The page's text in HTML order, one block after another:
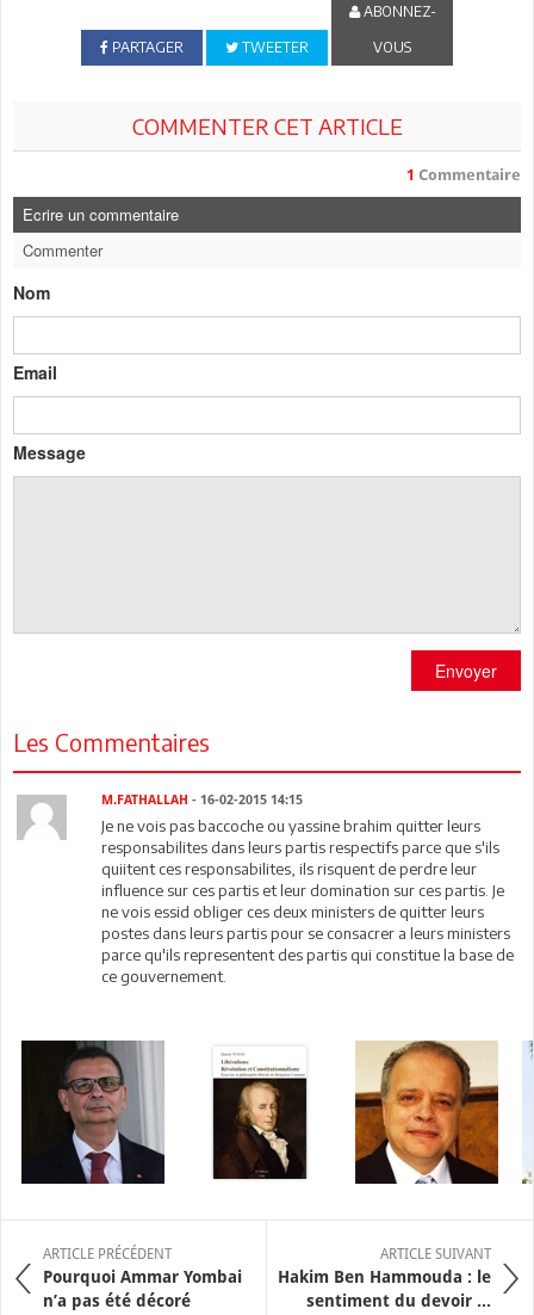
PARTAGER TWEETER
ABONNEZ-
VOUS
COMMENTER CET ARTICLE
1 Commentaire
Ecrire un commentaire
Commenter
Nom
Email
Message
Envoyer
Les Commentaires
M.FATHALLAH - 16-02-2015 14:15
Je ne vois pas baccoche ou yassine brahim quitter leurs
responsabilites dans leurs partis respectifs parce que s'ils
quiitent ces responsabilites, ils risquent de perdre leur
influence sur ces partis et leur domination sur ces partis. Je
ne vois essid obliger ces deux ministers de quitter leurs
postes dans leurs partis pour se consacrer a leurs ministers
parce qu'ils representent des partis qui constitue la base de
ce gouvernement.
ARTICLE PRÉCÉDENT
Pourquoi Ammar Yombai
n’a pas été décoré
ARTICLE SUIVANT
Hakim Ben Hammouda : le
sentiment du devoir ...